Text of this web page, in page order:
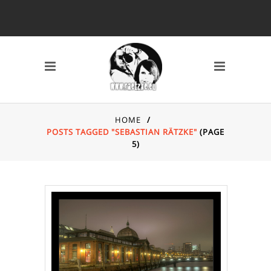
2013
AVERY MILE BAHNHOF
BREMEN
HOCHZEIT INDOOR
KONZERT
LOCATION MAIKE
HOME
/
POSTS TAGGED "SEBASTIAN RÄTZKE" (PAGE
5)